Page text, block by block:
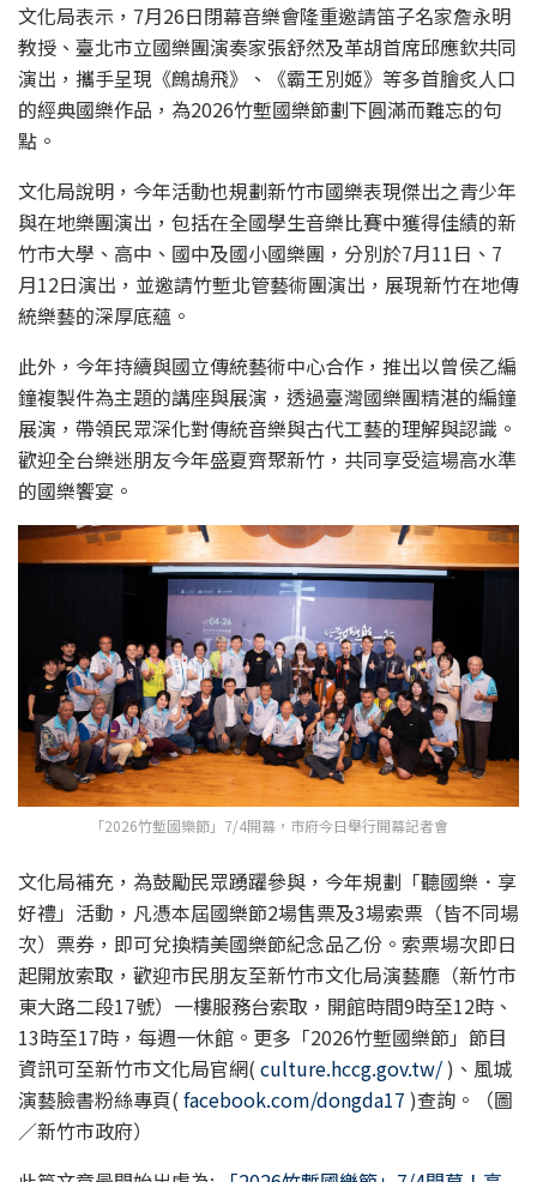
文化局表示，7月26日閉幕音樂會隆重邀請笛子名家詹永明
教授、臺北市立國樂團演奏家張舒然及革胡首席邱應欽共同
演出，攜手呈現《鷓鴣飛》、《霸王別姬》等多首膾炙人口
的經典國樂作品，為2026竹塹國樂節劃下圓滿而難忘的句
點。
文化局說明，今年活動也規劃新竹市國樂表現傑出之青少年
與在地樂團演出，包括在全國學生音樂比賽中獲得佳績的新
竹市大學、高中、國中及國小國樂團，分別於7月11日、7
月12日演出，並邀請竹塹北管藝術團演出，展現新竹在地傳
統樂藝的深厚底蘊。
此外，今年持續與國立傳統藝術中心合作，推出以曾侯乙編
鐘複製件為主題的講座與展演，透過臺灣國樂團精湛的編鐘
展演，帶領民眾深化對傳統音樂與古代工藝的理解與認識。
歡迎全台樂迷朋友今年盛夏齊聚新竹，共同享受這場高水準
的國樂饗宴。
「2026竹塹國樂節」7/4開幕，市府今日舉行開幕記者會
文化局補充，為鼓勵民眾踴躍參與，今年規劃「聽國樂．享
好禮」活動，凡憑本屆國樂節2場售票及3場索票（皆不同場
次）票券，即可兌換精美國樂節紀念品乙份。索票場次即日
起開放索取，歡迎市民朋友至新竹市文化局演藝廳（新竹市
東大路二段17號）一樓服務台索取，開館時間9時至12時、
13時至17時，每週一休館。更多「2026竹塹國樂節」節目
資訊可至新竹市文化局官網( culture.hccg.gov.tw/)、風城
演藝臉書粉絲專頁( facebook.com/dongda17 )查詢。（圖
／新竹市政府）